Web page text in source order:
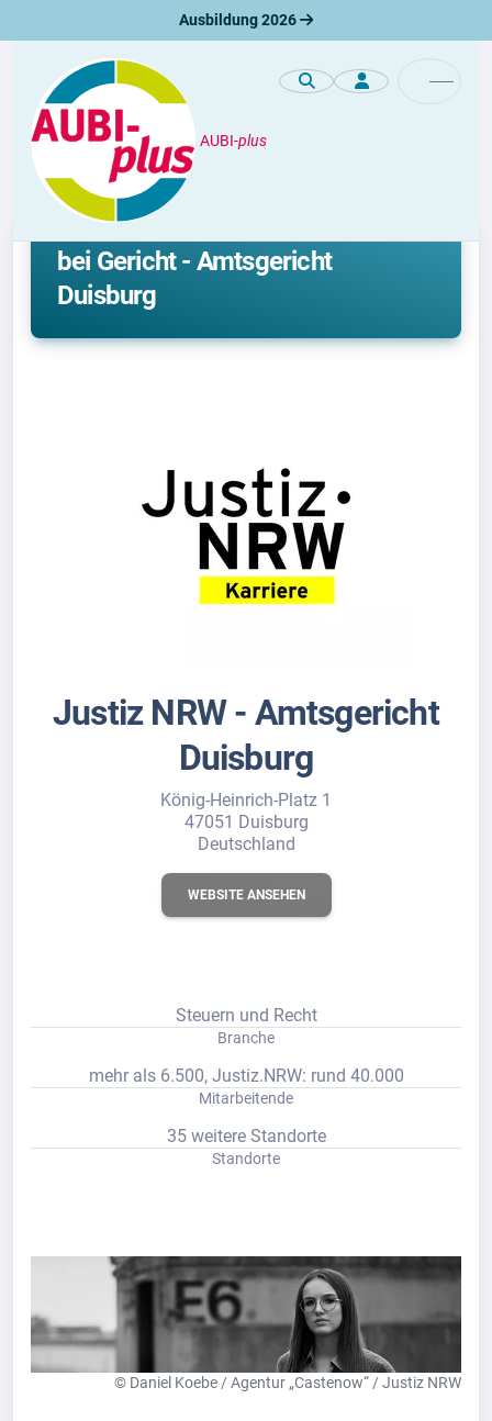
Ausbildung 2026
AUBI-plus
Unternehmen
Ausbildung oder Duales Studium
bei Gericht - Amtsgericht
Duisburg
Justiz NRW - Amtsgericht
Duisburg
König-Heinrich-Platz 1
47051 Duisburg
Deutschland
WEBSITE ANSEHEN
Steuern und Recht
Branche
mehr als 6.500, Justiz.NRW: rund 40.000
Mitarbeitende
35 weitere Standorte
Standorte
© Daniel Koebe / Agentur „Castenow“ / Justiz NRW